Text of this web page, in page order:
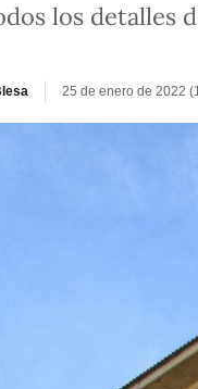
los detalles
25 de enero de 2022